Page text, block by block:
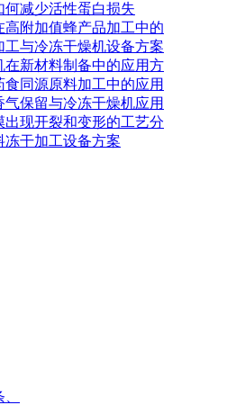
减少活性蛋白损失
附加值蜂产品加工中的
与冷冻干燥机设备方案
在新材料制备中的应用方
同源原料加工中的应用
保留与冷冻干燥机应用
现开裂和变形的工艺分
干加工设备方案